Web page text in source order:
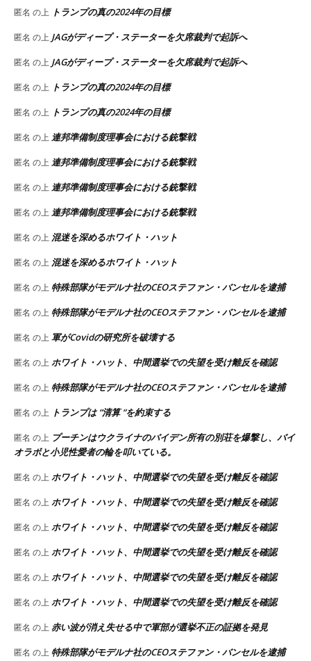
匿名 の上 トランプの真の2024年の目標
匿名 の上 JAGがディープ・ステーターを欠席裁判で起訴へ
匿名 の上 JAGがディープ・ステーターを欠席裁判で起訴へ
匿名 の上 トランプの真の2024年の目標
匿名 の上 トランプの真の2024年の目標
匿名 の上 連邦準備制度理事会における銃撃戦
匿名 の上 連邦準備制度理事会における銃撃戦
匿名 の上 連邦準備制度理事会における銃撃戦
匿名 の上 連邦準備制度理事会における銃撃戦
匿名 の上 混迷を深めるホワイト・ハット
匿名 の上 混迷を深めるホワイト・ハット
匿名 の上 特殊部隊がモデルナ社のCEOステファン・バンセルを逮捕
匿名 の上 特殊部隊がモデルナ社のCEOステファン・バンセルを逮捕
匿名 の上 軍がCovidの研究所を破壊する
匿名 の上 ホワイト・ハット、中間選挙での失望を受け離反を確認
匿名 の上 特殊部隊がモデルナ社のCEOステファン・バンセルを逮捕
匿名 の上 トランプは “清算 “を約束する
匿名 の上 プーチンはウクライナのバイデン所有の別荘を爆撃し、バイ
オラボと小児性愛者の輪を叩いている。
匿名 の上 ホワイト・ハット、中間選挙での失望を受け離反を確認
匿名 の上 ホワイト・ハット、中間選挙での失望を受け離反を確認
匿名 の上 ホワイト・ハット、中間選挙での失望を受け離反を確認
匿名 の上 ホワイト・ハット、中間選挙での失望を受け離反を確認
匿名 の上 ホワイト・ハット、中間選挙での失望を受け離反を確認
匿名 の上 ホワイト・ハット、中間選挙での失望を受け離反を確認
匿名 の上 赤い波が消え失せる中で軍部が選挙不正の証拠を発見
匿名 の上 特殊部隊がモデルナ社のCEOステファン・バンセルを逮捕